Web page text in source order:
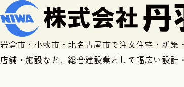
岩倉市・小牧市・北名古屋市で注文住宅・新築
店舗・施設など、総合建設業として幅広い設計